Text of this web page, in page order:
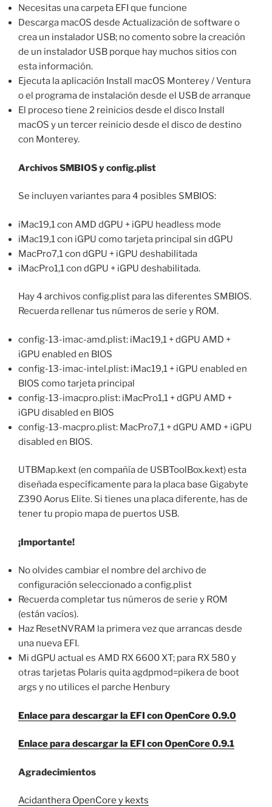
Necesitas una carpeta EFI que funcione
Descarga macOS desde Actualización de software o
crea un instalador USB; no comento sobre la creación
de un instalador USB porque hay muchos sitios con
esta información.
Ejecuta la aplicación Install macOS Monterey / Ventura
o el programa de instalación desde el USB de arranque
El proceso tiene 2 reinicios desde el disco Install
macOS y un tercer reinicio desde el disco de destino
con Monterey.
Archivos SMBIOS y config.plist
Se incluyen variantes para 4 posibles SMBIOS:
iMac19,1 con AMD dGPU + iGPU headless mode
iMac19,1 con iGPU como tarjeta principal sin dGPU
MacPro7,1 con dGPU + iGPU deshabilitada
iMacPro1,1 con dGPU + iGPU deshabilitada.
Hay 4 archivos config.plist para las diferentes SMBIOS.
Recuerda rellenar tus números de serie y ROM.
config-13-imac-amd.plist: iMac19,1 + dGPU AMD +
iGPU enabled en BIOS
config-13-imac-intel.plist: iMac19,1 + iGPU enabled en
BIOS como tarjeta principal
config-13-imacpro.plist: iMacPro1,1 + dGPU AMD +
iGPU disabled en BIOS
config-13-macpro.plist: MacPro7,1 + dGPU AMD + iGPU
disabled en BIOS.
UTBMap.kext (en compañía de USBToolBox.kext) esta
diseñada específicamente para la placa base Gigabyte
Z390 Aorus Elite. Si tienes una placa diferente, has de
tener tu propio mapa de puertos USB.
¡Importante!
No olvides cambiar el nombre del archivo de
configuración seleccionado a config.plist
Recuerda completar tus números de serie y ROM
(están vacíos).
Haz ResetNVRAM la primera vez que arrancas desde
una nueva EFI.
Mi dGPU actual es AMD RX 6600 XT; para RX 580 y
otras tarjetas Polaris quita agdpmod=pikera de boot
args y no utilices el parche Henbury
Enlace para descargar la EFI con OpenCore 0.9.0
Enlace para descargar la EFI con OpenCore 0.9.1
Agradecimientos
Acidanthera OpenCore y kexts